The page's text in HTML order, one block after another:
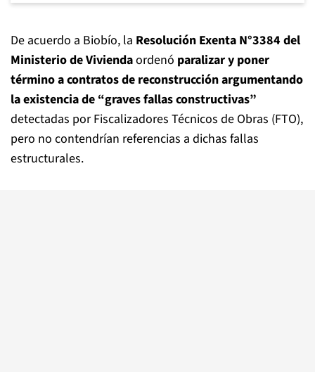
De acuerdo a Biobío, la Resolución Exenta N°3384 del
Ministerio de Viviendaordenó paralizar y poner
término a contratos de reconstrucción argumentando
la existencia de “graves fallas constructivas”
detectadas por Fiscalizadores Técnicos de Obras (FTO),
pero no contendrían referencias a dichas fallas
estructurales.